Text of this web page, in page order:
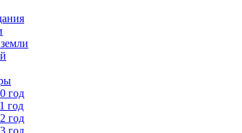
год
год
год
год